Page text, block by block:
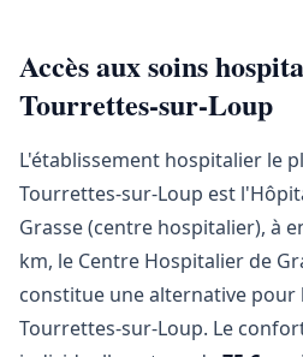
Accès aux soins
Tourrettes-sur-Loup
L'établissement hospitalier le
Tourrettes-sur-Loup est
Grasse (centre hospitalier), à
km, le Centre Hospitalier de
constitue une alternative pour
Tourrettes-sur-Loup. Le